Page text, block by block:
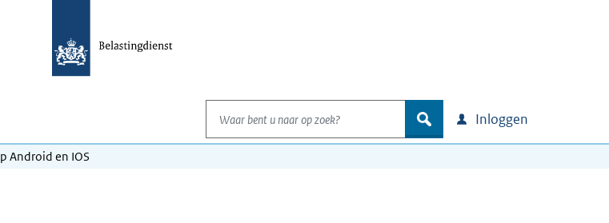
Waar bent u naar op zoek?
zoek Inloggen
Android en IOS